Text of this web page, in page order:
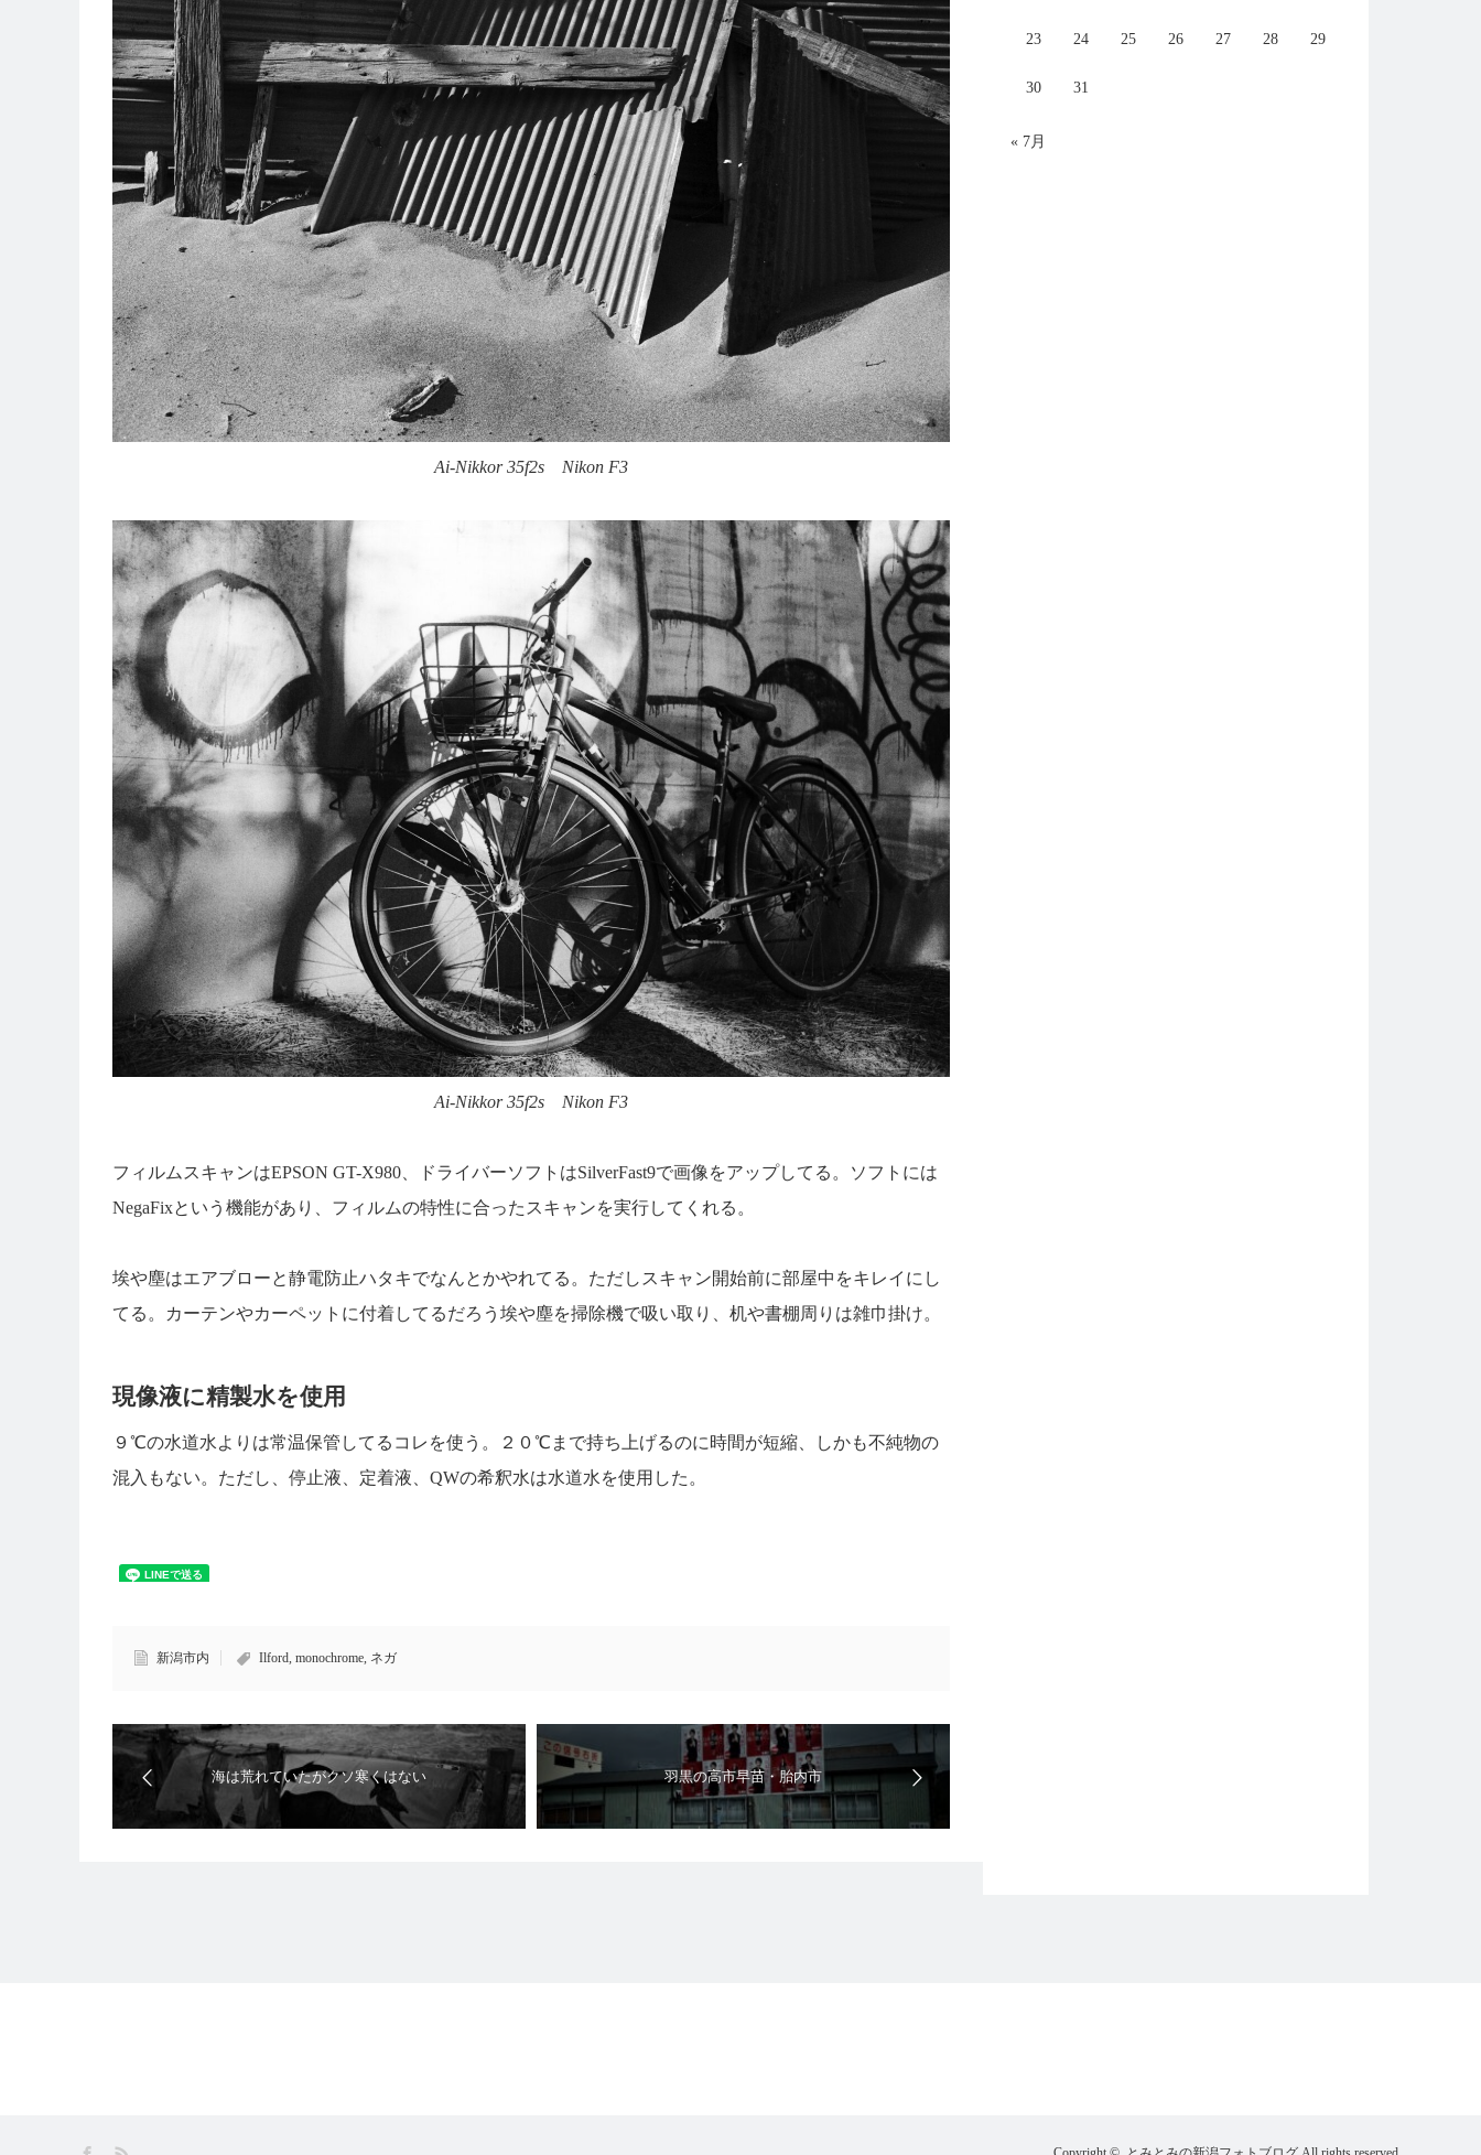
Ai-Nikkor 35f2s Nikon F3
Ai-Nikkor 35f2s Nikon F3
フィルムスキャンはEPSON GT-X980、ドライバーソフトはSilverFast9で画像をアップしてる。ソフトには
NegaFixという機能があり、フィルムの特性に合ったスキャンを実行してくれる。
埃や塵はエアブローと静電防止ハタキでなんとかやれてる。ただしスキャン開始前に部屋中をキレイにし
てる。カーテンやカーペットに付着してるだろう埃や塵を掃除機で吸い取り、机や書棚周りは雑巾掛け。
現像液に精製水を使用
９℃の水道水よりは常温保管してるコレを使う。２０℃まで持ち上げるのに時間が短縮、しかも不純物の
混入もない。ただし、停止液、定着液、QWの希釈水は水道水を使用した。
新潟市内 Ilford, monochrome, ネガ
海は荒れていたがクソ寒くはない 羽黒の高市早苗・胎内市
23 24 25 26 27 28 29
30 31
« 7月